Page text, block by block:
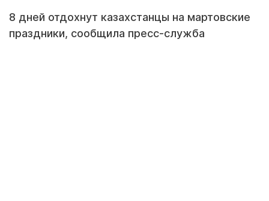
8 дней отдохнут казахстанцы на мартовские
праздники, сообщила пресс-служба